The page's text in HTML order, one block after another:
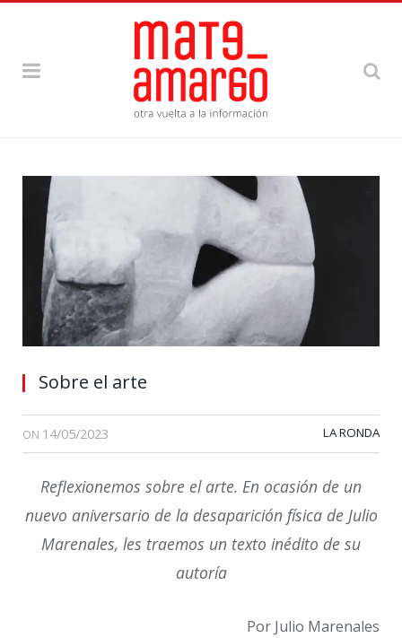
Sobre el arte
ON 14/05/2023 LA RONDA
Reflexionemos sobre el arte. En ocasión de un
nuevo aniversario de la desaparición física de Julio
Marenales, les traemos un texto inédito de su
autoría
Por Julio Marenales